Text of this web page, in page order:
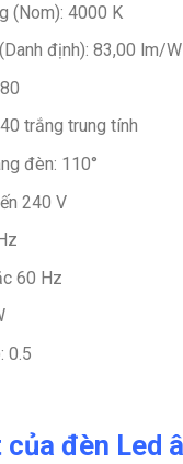
(Nom):4000 K
định):83,00 lm/W
80
trắng trung tính
đèn: 110°
240 V
60 Hz
0.5
đèn Led